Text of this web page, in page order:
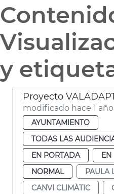
y
Proyecto
modificado hace 1 año
AYUNTAMIENTO
TODAS LAS
EN PORTADA
EN
NORMAL
PAULA
CANVI CLIMÀTIC